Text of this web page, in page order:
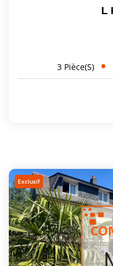
L
3 Pièce(s)
Exclusif